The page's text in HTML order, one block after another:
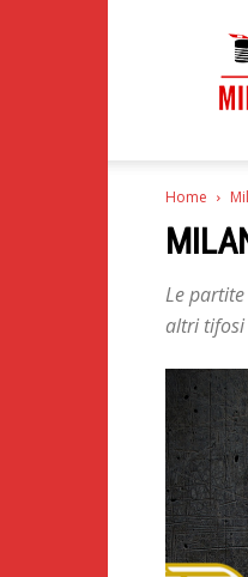
Home
Le
altri tifosi